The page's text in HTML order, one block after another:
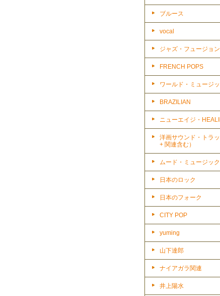
ブルース
vocal
ジャズ・フュージョン
FRENCH POPS
ワールド・ミュージ
BRAZILIAN
ニューエイジ・
洋画サウンド・トラ
+ 関連含む）
ムード・ミュージック
日本のロック
日本のフォーク
CITY POP
yuming
山下達郎
ナイアガラ関連
井上陽水